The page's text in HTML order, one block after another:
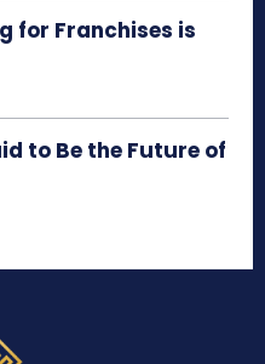
for Franchises is
to Be the Future of